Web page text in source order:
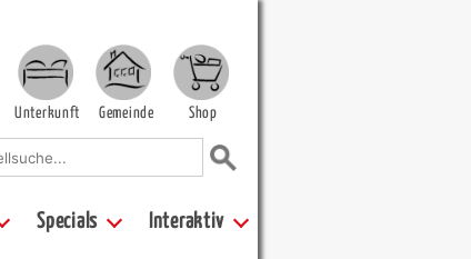
Unterkunft Gemeinde Shop
Specials Interaktiv